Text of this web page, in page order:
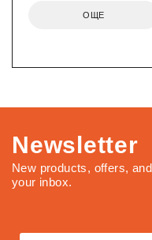
ОЩЕ
Newsletter
New products, offers,
your inbox.